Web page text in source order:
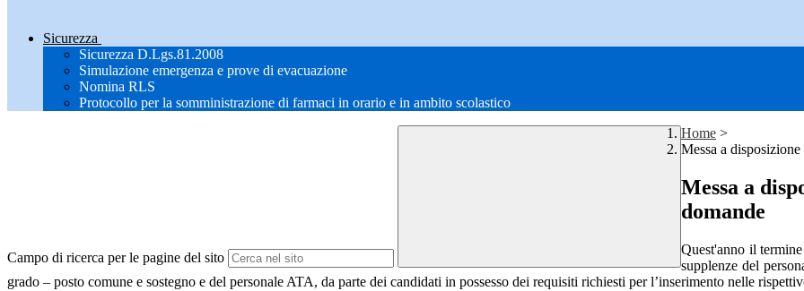
Sicurezza
Sicurezza D.Lgs.81.2008
Simulazione emergenza e prove di evacuazione
Nomina RLS
Protocollo per la somministrazione di farmaci in orario e in ambito scolastico
Campo di ricerca per le pagine del sito
Home >
Messa a
Messa a
domande
Quest'anno il
supplenze del
grado – posto comune e sostegno e del personale ATA, da parte dei candidati in possesso dei requisiti richiesti per l’inserimento nelle